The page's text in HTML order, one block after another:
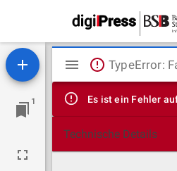
1
Mirador
Viewer
TypeError:
Es ist ein Fehler
Technische Details